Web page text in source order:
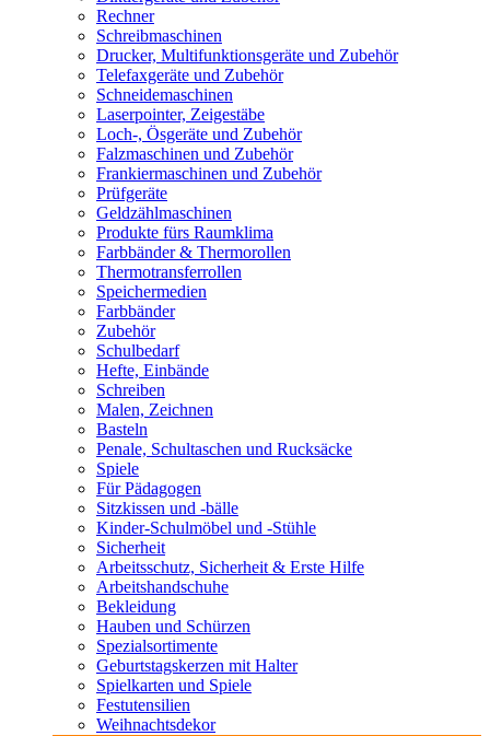
Rechner
Schreibmaschinen
Drucker, Multifunktionsgeräte und Zubehör
Telefaxgeräte und Zubehör
Schneidemaschinen
Laserpointer, Zeigestäbe
Loch-, Ösgeräte und Zubehör
Falzmaschinen und Zubehör
Frankiermaschinen und Zubehör
Prüfgeräte
Geldzählmaschinen
Produkte fürs Raumklima
Farbbänder & Thermorollen
Thermotransferrollen
Speichermedien
Farbbänder
Zubehör
Schulbedarf
Hefte, Einbände
Schreiben
Malen, Zeichnen
Basteln
Penale, Schultaschen und Rucksäcke
Spiele
Für Pädagogen
Sitzkissen und -bälle
Kinder-Schulmöbel und -Stühle
Sicherheit
Arbeitsschutz, Sicherheit & Erste Hilfe
Arbeitshandschuhe
Bekleidung
Hauben und Schürzen
Spezialsortimente
Geburtstagskerzen mit Halter
Spielkarten und Spiele
Festutensilien
Weihnachtsdekor